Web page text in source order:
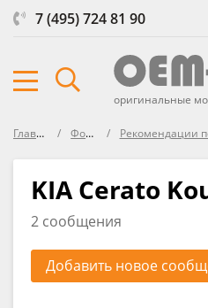
7 (495) 724 81 90
оригинальные
Главная Форум Рекомендации по
KIA Cerato
2 сообщения
Добавить новое